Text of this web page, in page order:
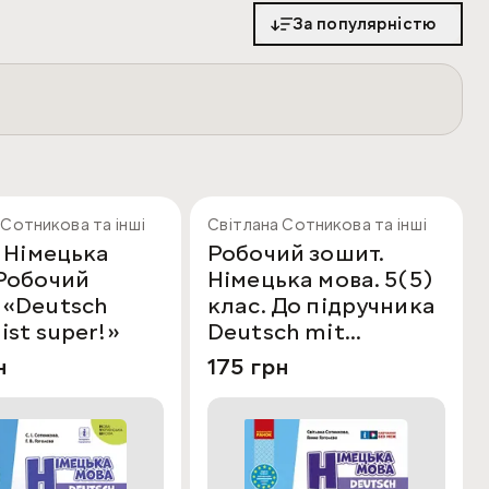
учнів, підлітків, а
видання відповідають
формувати
працює з українськими й
навчальних потреб.
зошити та матеріали
процес.
Ці видання сприяють
розширювати світогляд і
Слідкуй за соцмережами
За популярністю
та інші
super!»
Світлана Сотникова та інші
Робочий зошит.
Німецька мова. 5(5)
клас. До підручника
Deutsch mit
Trüeffel!
175 грн